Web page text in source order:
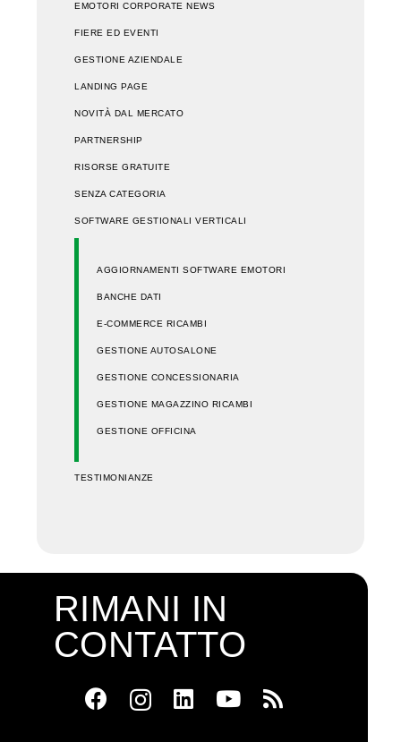
EMOTORI CORPORATE NEWS
FIERE ED EVENTI
GESTIONE AZIENDALE
LANDING PAGE
NOVITÀ DAL MERCATO
PARTNERSHIP
RISORSE GRATUITE
SENZA CATEGORIA
SOFTWARE GESTIONALI VERTICALI
AGGIORNAMENTI SOFTWARE EMOTORI
BANCHE DATI
E-COMMERCE RICAMBI
GESTIONE AUTOSALONE
GESTIONE CONCESSIONARIA
GESTIONE MAGAZZINO RICAMBI
GESTIONE OFFICINA
TESTIMONIANZE
RIMANI IN
CONTATTO